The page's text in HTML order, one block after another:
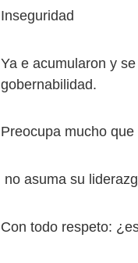
Inseguridad
Ya e acumularon y
gobernabilidad.
Preocupa mucho
no asuma su
Con todo respeto: